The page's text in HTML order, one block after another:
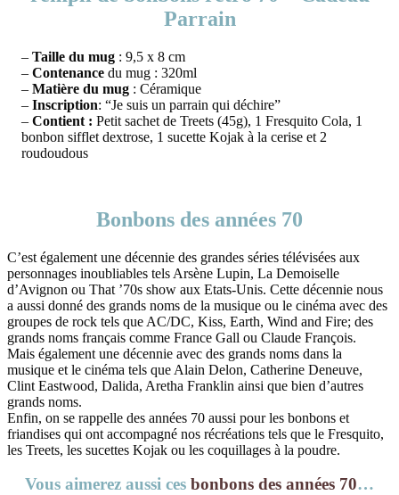
Parrain
– Taille du mug : 9,5 x 8 cm
– Contenance du mug : 320ml
– Matière du mug : Céramique
– Inscription: “Je suis un parrain qui déchire”
– Contient : Petit sachet de Treets (45g), 1 Fresquito Cola, 1
bonbon sifflet dextrose, 1 sucette Kojak à la cerise et 2
roudoudous
Bonbons des années 70
C’est également une décennie des grandes séries télévisées aux
personnages inoubliables tels Arsène Lupin, La Demoiselle
d’Avignon ou That ’70s show aux Etats-Unis. Cette décennie nous
a aussi donné des grands noms de la musique ou le cinéma avec des
groupes de rock tels que AC/DC, Kiss, Earth, Wind and Fire; des
grands noms français comme France Gall ou Claude François.
Mais également une décennie avec des grands noms dans la
musique et le cinéma tels que Alain Delon, Catherine Deneuve,
Clint Eastwood, Dalida, Aretha Franklin ainsi que bien d’autres
grands noms.
Enfin, on se rappelle des années 70 aussi pour les bonbons et
friandises qui ont accompagné nos récréations tels que le Fresquito,
les Treets, les sucettes Kojak ou les coquillages à la poudre.
Vous aimerez aussi ces bonbons des années 70…